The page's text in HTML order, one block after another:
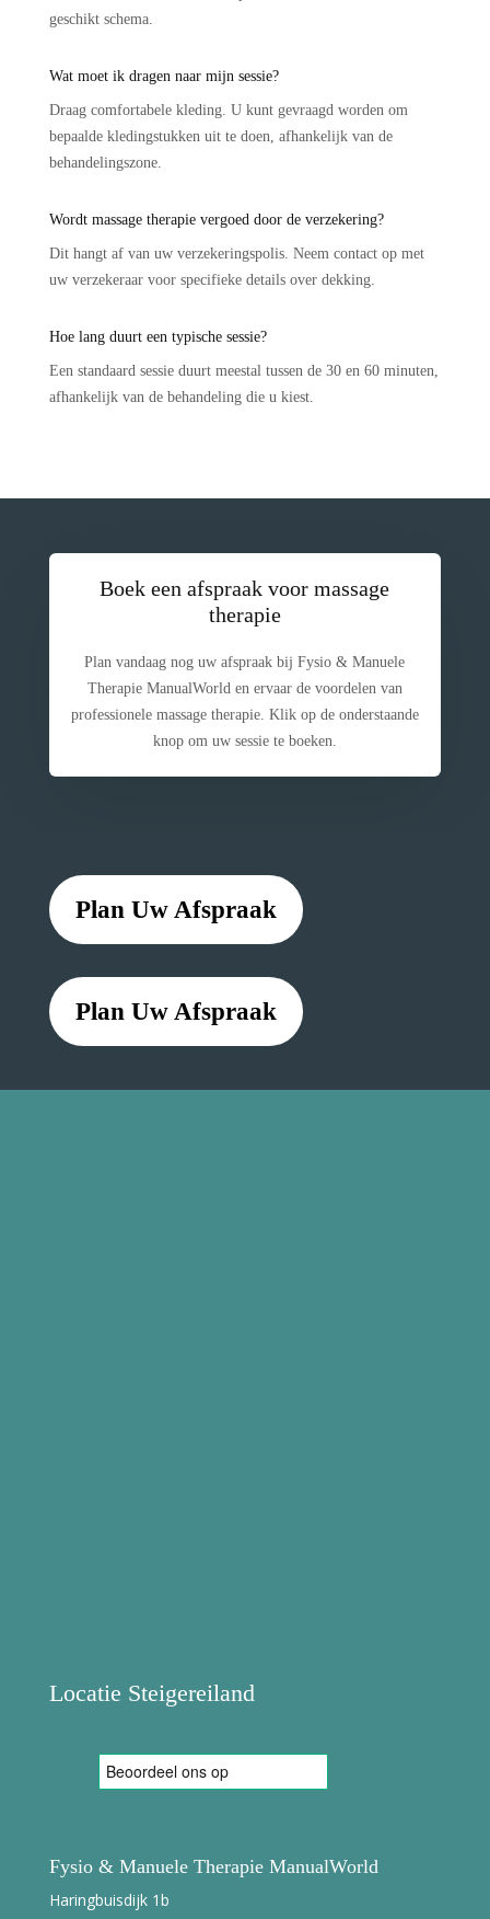
geschikt schema.
Wat moet ik dragen naar mijn sessie?
Draag comfortabele kleding. U kunt gevraagd worden om
bepaalde kledingstukken uit te doen, afhankelijk van de
behandelingszone.
Wordt massage therapie vergoed door de verzekering?
Dit hangt af van uw verzekeringspolis. Neem contact op met
uw verzekeraar voor specifieke details over dekking.
Hoe lang duurt een typische sessie?
Een standaard sessie duurt meestal tussen de 30 en 60 minuten,
afhankelijk van de behandeling die u kiest.
Boek een afspraak voor massage
therapie
Plan vandaag nog uw afspraak bij Fysio & Manuele
Therapie ManualWorld en ervaar de voordelen van
professionele massage therapie. Klik op de onderstaande
knop om uw sessie te boeken.
Plan Uw Afspraak
Plan Uw Afspraak
Locatie Steigereiland
Fysio & Manuele Therapie ManualWorld
Haringbuisdijk 1b